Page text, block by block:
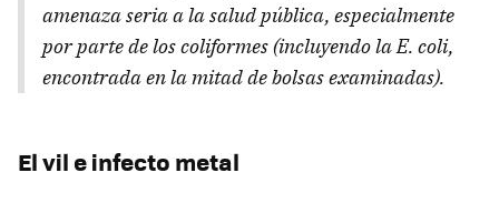
amenaza seria a la salud pública, especialmente
por parte de los coliformes (incluyendo la E. coli,
encontrada en la mitad de bolsas examinadas).
El vil e infecto metal